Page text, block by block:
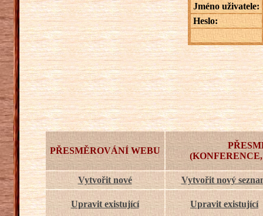
Jméno uživatele:
Heslo:
PŘESMĚROVÁNÍ WEBU
Vytvořit nové Vytvořit nový
Upravit existující Upravit existující